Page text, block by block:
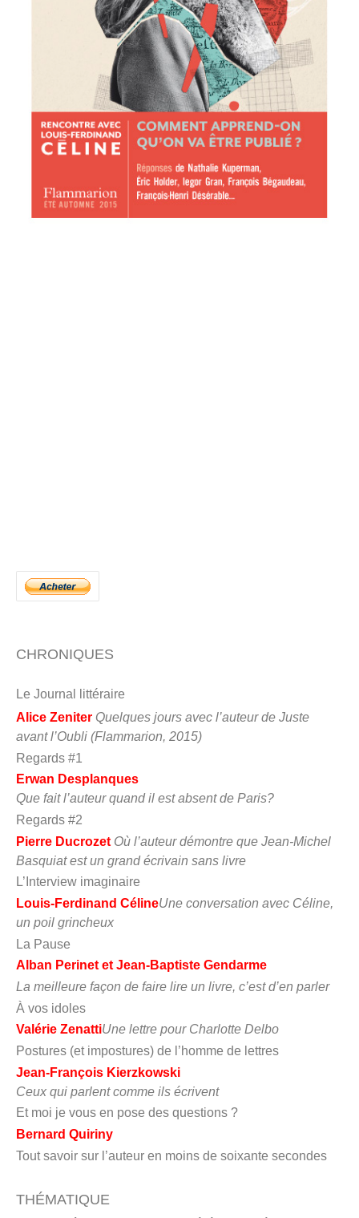
CHRONIQUES
Le Journal littéraire
Alice Zeniter Quelques jours avec l’auteur de Juste
avant l’Oubli (Flammarion, 2015)
Regards #1
Erwan Desplanques
Que fait l’auteur quand il est absent de Paris?
Regards #2
Pierre Ducrozet Où l’auteur démontre que Jean-Michel
Basquiat est un grand écrivain sans livre
L’Interview imaginaire
Louis-Ferdinand CélineUne conversation avec Céline,
un poil grincheux
La Pause
Alban Perinet et Jean-Baptiste Gendarme
La meilleure façon de faire lire un livre, c’est d’en parler
À vos idoles
Valérie ZenattiUne lettre pour Charlotte Delbo
Postures (et impostures) de l’homme de lettres
Jean-François Kierzkowski
Ceux qui parlent comme ils écrivent
Et moi je vous en pose des questions ?
Bernard Quiriny
Tout savoir sur l’auteur en moins de soixante secondes
THÉMATIQUE